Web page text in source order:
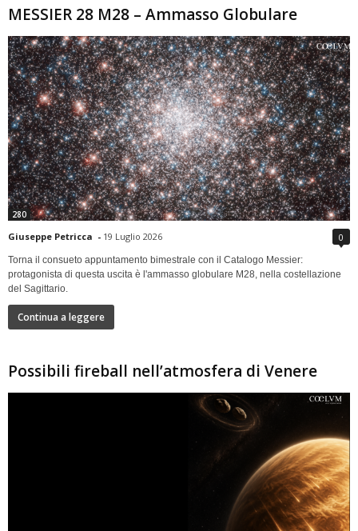
MESSIER 28 M28 – Ammasso Globulare
280
Giuseppe Petricca - 19 Luglio 2026 0
Torna il consueto appuntamento bimestrale con il Catalogo Messier:
protagonista di questa uscita è l'ammasso globulare M28, nella costellazione
del Sagittario.
Continua a leggere
Possibili fireball nell’atmosfera di Venere